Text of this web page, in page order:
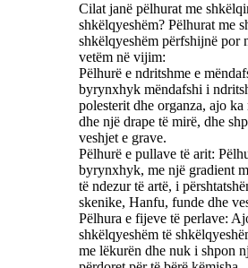
Cilat janë pëlhurat me
shkëlqyeshëm? Pëlhurat me
shkëlqyeshëm përfshijnë por
vetëm në vijim:
Pëlhurë e ndritshme e
byrynxhyk mëndafshi i
polesterit dhe organza, ajo
dhe një drape të mirë, dhe
veshjet e grave. ‌
Pëlhurë e pullave të arit:
byrynxhyk, me një gradient
të ndezur të artë, i
skenike, Hanfu, funde dhe
Pëlhura e fijeve të perlave:
shkëlqyeshëm të
me lëkurën dhe nuk i shpon